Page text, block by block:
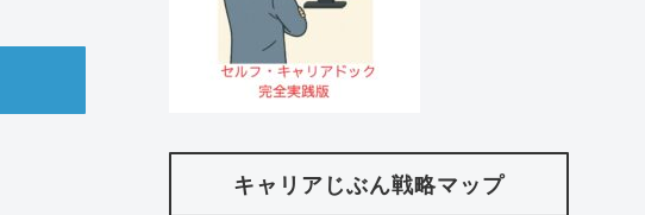
キャリアじぶん戦略マップ